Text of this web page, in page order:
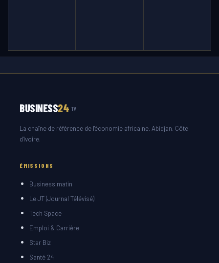
BUSINESS24 TV
La chaîne de référence de l'économie africaine. Abidjan, Côte
d'Ivoire.
ÉMISSIONS
Business matin
Le JT (Journal Télévisé)
Tech Space
Emploi & Carrière
Star Biz
Santé 24